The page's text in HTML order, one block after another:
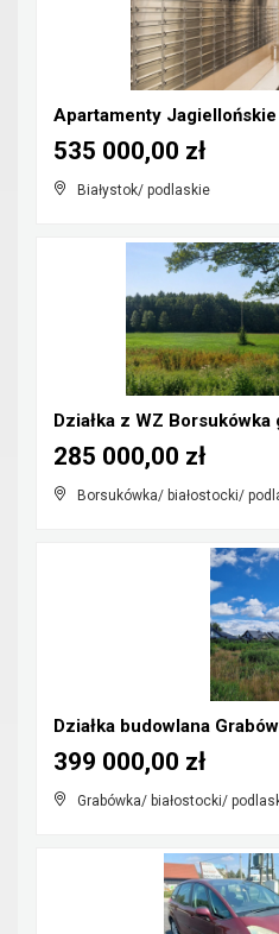
Apartamenty
Białystok/ podlaskie
535 000,00 zł
Działka z WZ
Borsukówka/ białostocki/
285 000,00 zł
Działka budowlana
Grabówka/ białostocki/
399 000,00 zł